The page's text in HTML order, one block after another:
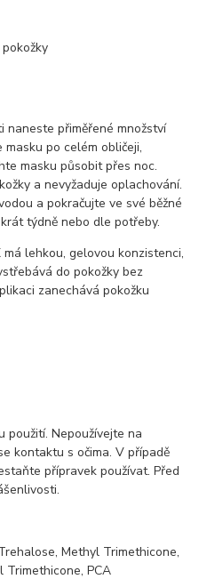
naneste přiměřené množství
masku po celém obličeji,
masku působit přes noc.
a nevyžaduje oplachování.
a pokračujte ve své běžné
týdně nebo dle potřeby.
lehkou, gelovou konzistenci,
do pokožky bez
zanechává pokožku
použití. Nepoužívejte na
kontaktu s očima. V případě
přípravek používat. Před
Methyl Trimethicone,
Trimethicone, PCA